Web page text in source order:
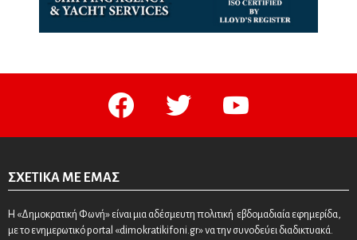
facebook twitter youtube
ΣΧΕΤΙΚΆ ΜΕ ΕΜΆΣ
Η «Δημοκρατική Φωνή» είναι μια αδέσμευτη πολιτική εβδομαδιαία εφημερίδα,
με το ενημερωτικό portal «dimokratikifoni.gr» να την συνοδεύει διαδικτυακά.